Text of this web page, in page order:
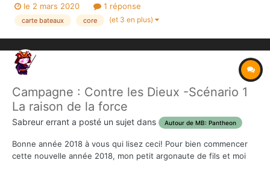
le 2 mars 2020
1 réponse
carte bateaux core (et 3 en plus)
Campagne : Contre les Dieux -Scénario 1
La raison de la force
Sabreur errant a posté un sujet dans Autour de MB: Pantheon
Bonne année 2018 à vous qui lisez ceci! Pour bien commencer
cette nouvelle année 2018, mon petit argonaute de fils et moi